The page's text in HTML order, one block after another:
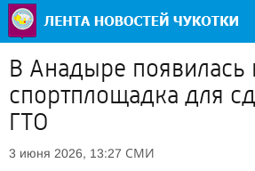
В Анадыре появилась
спортплощадка для
ГТО
3 июня 2026, 13:27 СМИ